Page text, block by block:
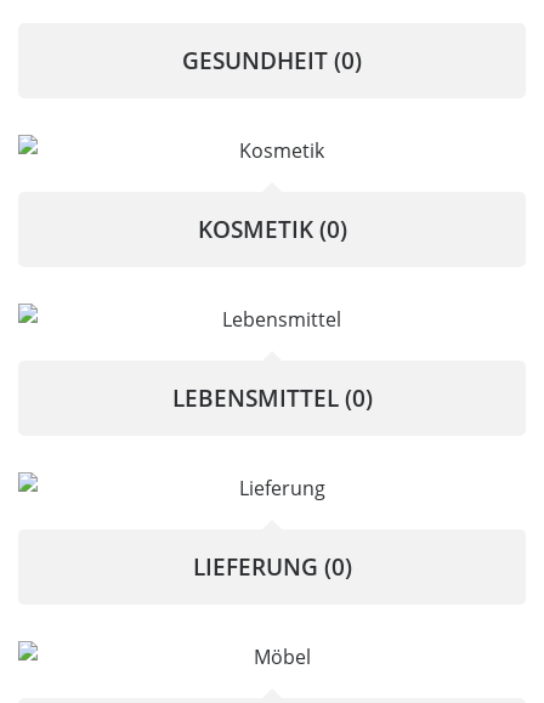
GESUNDHEIT(0)
KOSMETIK(0)
LEBENSMITTEL(0)
LIEFERUNG (0)